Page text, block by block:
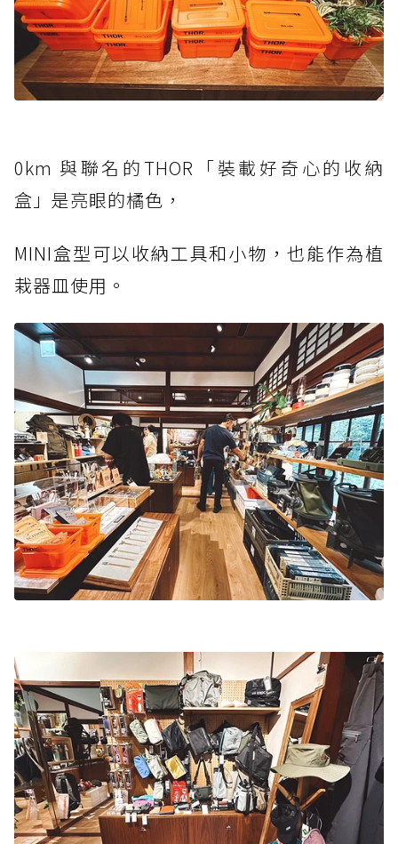
0km 與聯名的THOR「裝載好奇心的收納
盒」是亮眼的橘色，
MINI盒型可以收納工具和小物，也能作為植
栽器皿使用。